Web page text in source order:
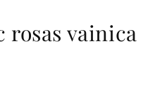
rosas vainica